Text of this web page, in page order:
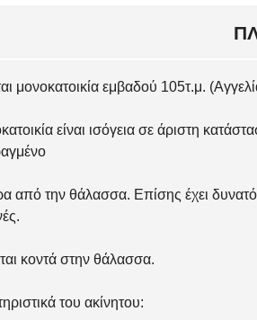
μονοκατοικία εμβαδού 105τ.μ.
είναι ισόγεια σε άριστη
από την θάλασσα. Επίσης έχει
κοντά στην θάλασσα.
του ακίνητου: